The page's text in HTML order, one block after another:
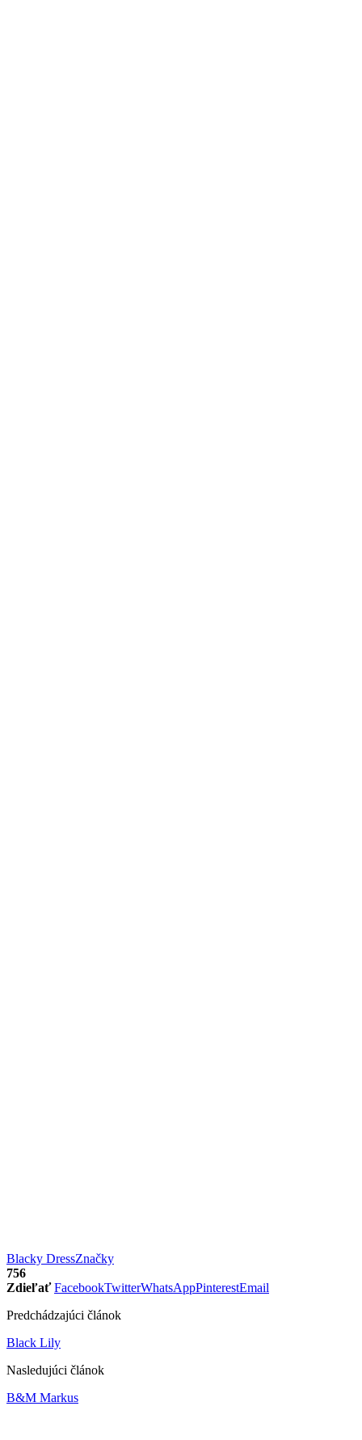
Blacky DressZnačky
756
Zdieľať FacebookTwitterWhatsAppPinterestEmail
Predchádzajúci článok
Black Lily
Nasledujúci článok
B&M Markus